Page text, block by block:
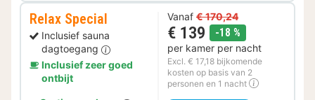
Relax Special
Inclusief sauna
dagtoegang
Inclusief zeer goed
ontbijt
Vanaf € 170,24
€ 139 -18 %
per kamer per nacht
Excl. € 17,18 bijkomende
kosten op basis van 2
personen en 1 nacht